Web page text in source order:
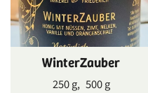
WinterZauber
250 g, 500 g